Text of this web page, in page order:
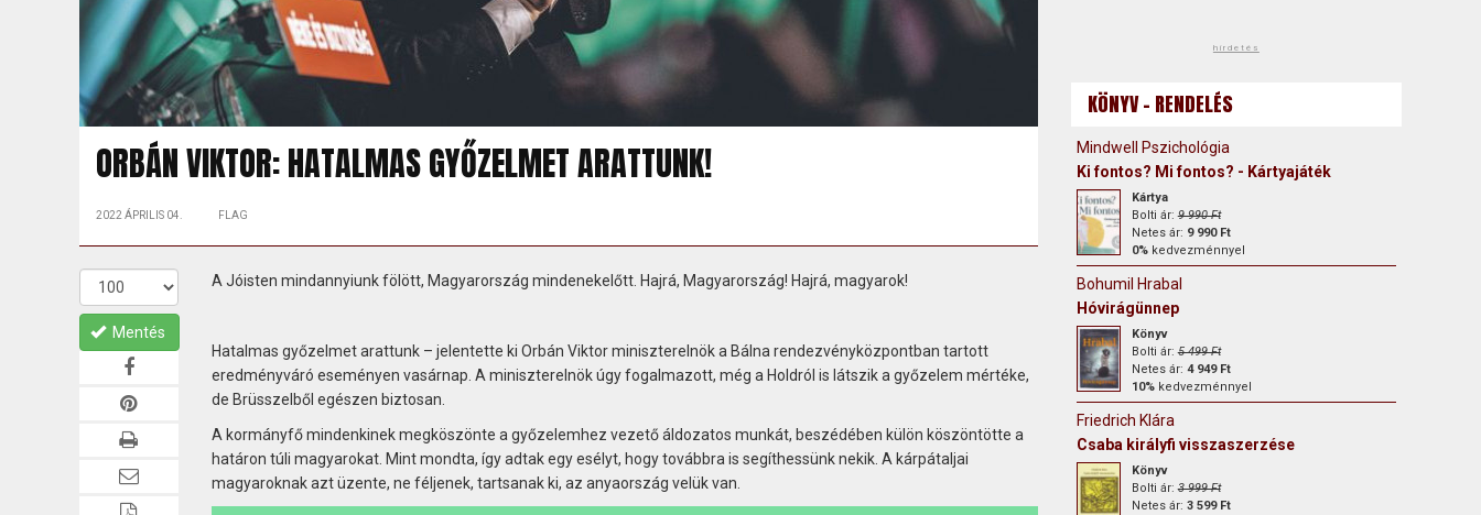
ORBÁN VIKTOR: HATALMAS GYŐZELMET ARATTUNK!
2022 ÁPRILIS 04. FLAG
Mentés
A Jóisten mindannyiunk fölött, Magyarország mindenekelőtt. Hajrá, Magyarország! Hajrá, magyarok!
Hatalmas győzelmet arattunk – jelentette ki Orbán Viktor miniszterelnök a Bálna rendezvényközpontban tartott
eredményváró eseményen vasárnap. A miniszterelnök úgy fogalmazott, még a Holdról is látszik a győzelem mértéke,
de Brüsszelből egészen biztosan.
A kormányfő mindenkinek megköszönte a győzelemhez vezető áldozatos munkát, beszédében külön köszöntötte a
határon túli magyarokat. Mint mondta, így adtak egy esélyt, hogy továbbra is segíthessünk nekik. A kárpátaljai
magyaroknak azt üzente, ne féljenek, tartsanak ki, az anyaország velük van.
hirdetés
KÖNYV - RENDELÉS
Mindwell Pszichológia
Ki fontos? Mi fontos? - Kártyajáték
Kártya
Bolti ár:9 990 Ft
Netes ár: 9 990 Ft
0%kedvezménnyel
Bohumil Hrabal
Hóvirágünnep
Könyv
Bolti ár:5 499 Ft
Netes ár: 4 949 Ft
10%kedvezménnyel
Friedrich Klára
Csaba királyfi visszaszerzése
Könyv
Bolti ár:3 999 Ft
Netes ár: 3 599 Ft